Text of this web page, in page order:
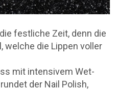
festliche Zeit, denn die
, welche die Lippen voller
mit intensivem Wet-
der Nail Polish,